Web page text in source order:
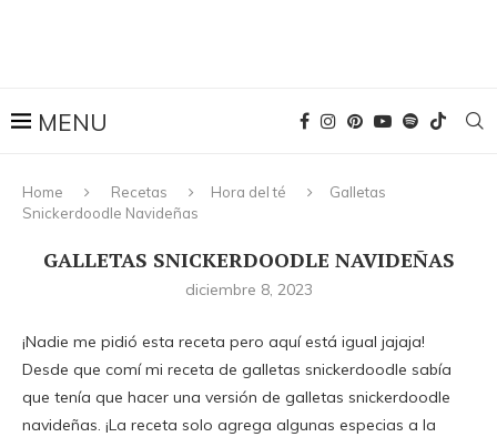
Home Recetas Hora del té
Galletas
Snickerdoodle Navideñas
GALLETAS SNICKERDOODLE NAVIDEÑAS
diciembre 8, 2023
¡Nadie me pidió esta receta pero aquí está igual jajaja!
Desde que comí mi receta de galletas snickerdoodle sabía
que tenía que hacer una versión de galletas snickerdoodle
navideñas. ¡La receta solo agrega algunas especias a la